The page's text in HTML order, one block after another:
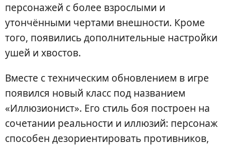
персонажей с более взрослыми и
утончёнными чертами внешности. Кроме
того, появились дополнительные настройки
ушей и хвостов.
Вместе с техническим обновлением в игре
появился новый класс под названием
«Иллюзионист». Его стиль боя построен на
сочетании реальности и иллюзий: персонаж
способен дезориентировать противников,